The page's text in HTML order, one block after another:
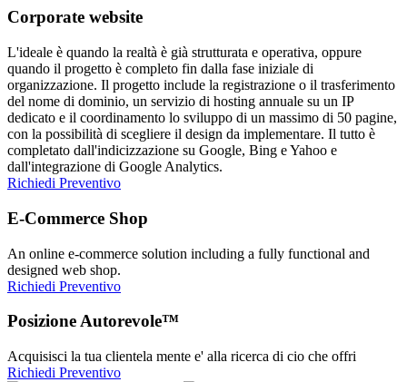
Corporate website
L'ideale è quando la realtà è già strutturata e operativa, oppure
quando il progetto è completo fin dalla fase iniziale di
organizzazione. Il progetto include la registrazione o il trasferimento
del nome di dominio, un servizio di hosting annuale su un IP
dedicato e il coordinamento lo sviluppo di un massimo di 50 pagine,
con la possibilità di scegliere il design da implementare. Il tutto è
completato dall'indicizzazione su Google, Bing e Yahoo e
dall'integrazione di Google Analytics.
Richiedi Preventivo
E-Commerce Shop
An online e-commerce solution including a fully functional and
designed web shop.
Richiedi Preventivo
Posizione Autorevole™
Acquisisci la tua clientela mente e' alla ricerca di cio che offri
Richiedi Preventivo